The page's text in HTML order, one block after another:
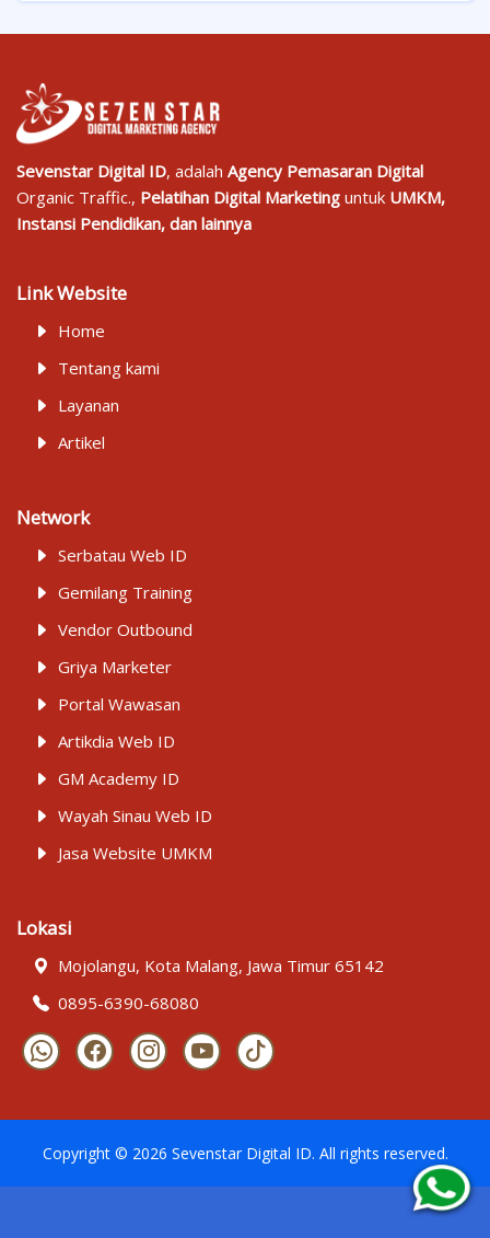
Sevenstar Digital ID, adalah Agency Pemasaran Digital
Organic Traffic., Pelatihan Digital Marketing untuk UMKM,
Instansi Pendidikan, dan lainnya
Link Website
Home
Tentang kami
Layanan
Artikel
Network
Serbatau Web ID
Gemilang Training
Vendor Outbound
Griya Marketer
Portal Wawasan
Artikdia Web ID
GM Academy ID
Wayah Sinau Web ID
Jasa Website UMKM
Lokasi
Mojolangu, Kota Malang, Jawa Timur 65142
0895-6390-68080
Copyright © 2026 Sevenstar Digital ID. All rights reserved.